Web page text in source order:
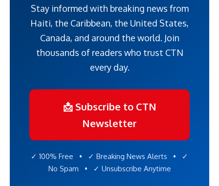
Stay informed with breaking news from
Haiti, the Caribbean, the United States,
Canada, and around the world. Join
thousands of readers who trust CTN
every day.
📩 Subscribe to CTN
Newsletter
✓ 100% Free • ✓ Breaking News Alerts • ✓
No Spam • ✓ Unsubscribe Anytime